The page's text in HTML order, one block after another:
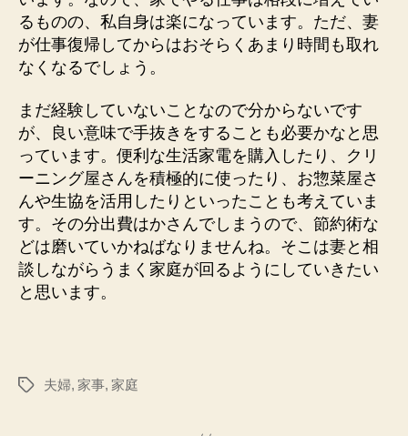
るものの、私自身は楽になっています。ただ、妻
が仕事復帰してからはおそらくあまり時間も取れ
なくなるでしょう。
まだ経験していないことなので分からないです
が、良い意味で手抜きをすることも必要かなと思
っています。便利な生活家電を購入したり、クリ
ーニング屋さんを積極的に使ったり、お惣菜屋さ
んや生協を活用したりといったことも考えていま
す。その分出費はかさんでしまうので、節約術な
どは磨いていかねばなりませんね。そこは妻と相
談しながらうまく家庭が回るようにしていきたい
と思います。
タ
夫婦, 家事, 家庭